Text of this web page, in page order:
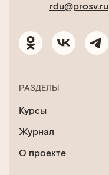
rdu@prosv.ru
РАЗДЕЛЫ
Курсы
Журнал
О проекте